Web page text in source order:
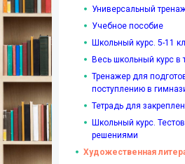
Универсальный
Учебное пособие
Школьный курс. 5-11
Весь школьный курс в
Тренажер для
поступлению в
Тетрадь для
Школьный курс.
решениями
Художественная